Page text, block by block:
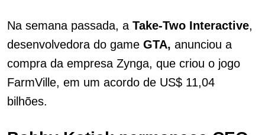
Na semana passada, a Take-Two Interactive,
desenvolvedora do game GTA, anunciou a
compra da empresa Zynga, que criou o jogo
FarmVille, em um acordo de US$ 11,04
bilhões.